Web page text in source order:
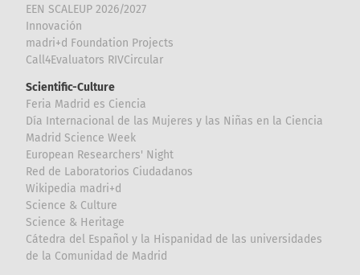
EEN SCALEUP 2026/2027
Innovación
madri+d Foundation Projects
Call4Evaluators RIVCircular
Scientific-Culture
Feria Madrid es Ciencia
Día Internacional de las Mujeres y las Niñas en la Ciencia
Madrid Science Week
European Researchers' Night
Red de Laboratorios Ciudadanos
Wikipedia madri+d
Science & Culture
Science & Heritage
Cátedra del Español y la Hispanidad de las universidades
de la Comunidad de Madrid